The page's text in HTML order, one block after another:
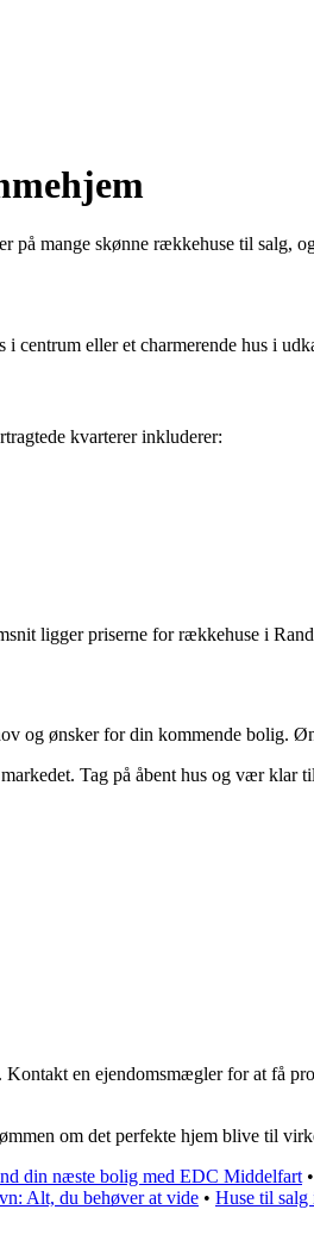
på mange skønne rækkehuse til salg,
eller et charmerende hus i
kvarterer inkluderer:
ligger priserne for rækkehuse i
og ønsker for din kommende bolig.
Tag på åbent hus og vær klar
en ejendomsmægler for at få
om det perfekte hjem blive til
din næste bolig med EDC Middelfart •
Alt, du behøver at vide • Huse til